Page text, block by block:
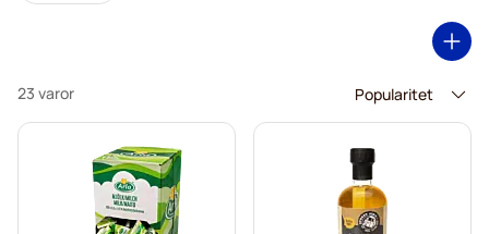
23 varor